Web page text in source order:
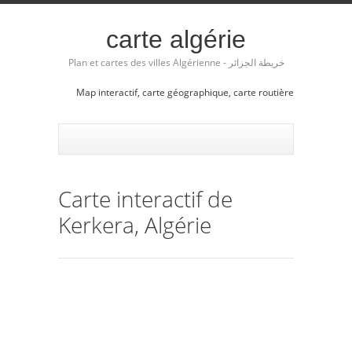
carte algérie
Plan et cartes des villes Algérienne - خريطة الجزائر
Map interactif, carte géographique, carte routière
Carte interactif de
Kerkera, Algérie